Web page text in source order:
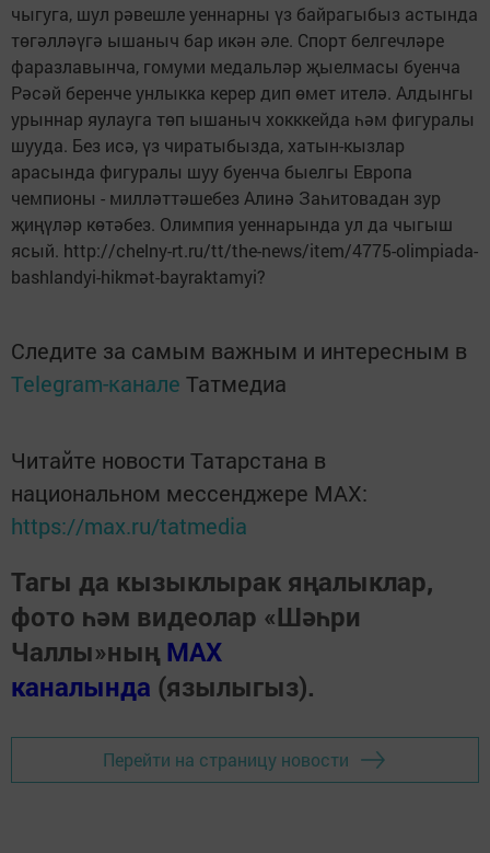
чыгуга, шул рәвешле уеннарны үз байрагыбыз астында
төгәлләүгә ышаныч бар икән әле. Спорт белгечләре
фаразлавынча, гомуми медальләр җыелмасы буенча
Рәсәй беренче унлыкка керер дип өмет ителә. Алдынгы
урыннар яулауга төп ышаныч хокккейда һәм фигуралы
шууда. Без исә, үз чиратыбызда, хатын-кызлар
арасында фигуралы шуу буенча быелгы Европа
чемпионы - милләттәшебез Алинә Заһитовадан зур
җиңүләр көтәбез. Олимпия уеннарында ул да чыгыш
ясый. http://chelny-rt.ru/tt/the-news/item/4775-olimpiada-
bashlandyi-hikmәt-bayraktamyi?
Следите за самым важным и интересным в
Telegram-канале Татмедиа
Читайте новости Татарстана в
национальном мессенджере MАХ:
https://max.ru/tatmedia
Тагы да кызыклырак яңалыклар,
фото һәм видеолар «Шәһри
Чаллы»ның MAX
каналында (язылыгыз).
Перейти на страницу новости